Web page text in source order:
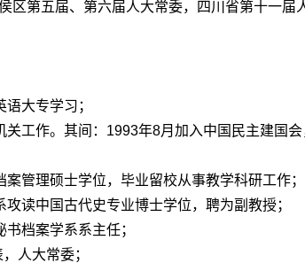
区第五届、第六届人大常委，四川省第十一届
大专学习；
工作。其间：1993年8月加入中国民主建国
管理硕士学位，毕业留校从事教学科研工作；
读中国古代史专业博士学位，聘为副教授；
档案学系系主任；
人大常委；